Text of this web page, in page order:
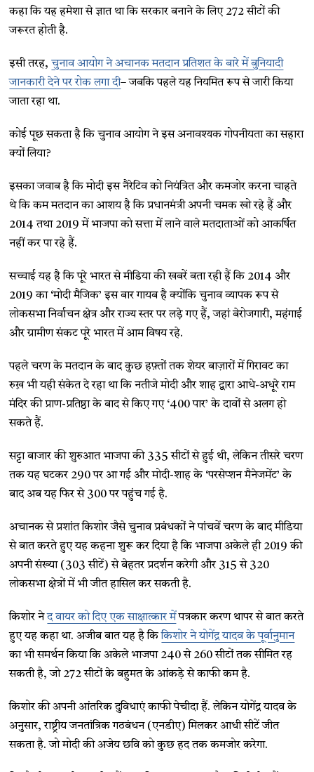
कहा कि यह हमेशा से ज्ञात था कि सरकार बनाने के लिए 272 सीटों की
जरूरत होती है.
इसी तरह,चुनाव आयोग ने अचानक मतदान प्रतिशत के बारे में बुनियादी
जानकारी देने पर रोक लगा दी– जबकि पहले यह नियमित रूप से जारी किया
जाता रहा था.
कोई पूछ सकता है कि चुनाव आयोग ने इस अनावश्यक गोपनीयता का सहारा
क्यों लिया?
इसका जवाब है कि मोदी इस नैरेटिव को नियंत्रित और कमजोर करना चाहते
थे कि कम मतदान का आशय है कि प्रधानमंत्री अपनी चमक खो रहे हैं और
2014 तथा 2019 में भाजपा को सत्ता में लाने वाले मतदाताओं को आकर्षित
नहीं कर पा रहे हैं.
सच्चाई यह है कि पूरे भारत से मीडिया की खबरें बता रही हैं कि 2014 और
2019 का ‘मोदी मैजिक’ इस बार गायब है क्योंकि चुनाव व्यापक रूप से
लोकसभा निर्वाचन क्षेत्र और राज्य स्तर पर लड़े गए हैं, जहां बेरोजगारी, महंगाई
और ग्रामीण संकट पूरे भारत में आम विषय रहे.
पहले चरण के मतदान के बाद कुछ हफ़्तों तक शेयर बाज़ारों में गिरावट का
रुख़ भी यही संकेत दे रहा था कि नतीजे मोदी और शाह द्वारा आधे-अधूरे राम
मंदिर की प्राण-प्रतिष्ठा के बाद से किए गए ‘400 पार’ के दावों से अलग हो
सकते हैं.
सट्टा बाजार की शुरुआत भाजपा की 335 सीटों से हुई थी, लेकिन तीसरे चरण
तक यह घटकर 290 पर आ गई और मोदी-शाह के ‘परसेप्शन मैनेजमेंट’ के
बाद अब यह फिर से 300 पर पहुंच गई है.
अचानक से प्रशांत किशोर जैसे चुनाव प्रबंधकों ने पांचवें चरण के बाद मीडिया
से बात करते हुए यह कहना शुरू कर दिया है कि भाजपा अकेले ही 2019 की
अपनी संख्या (303 सीटें) से बेहतर प्रदर्शन करेगी और 315 से 320
लोकसभा क्षेत्रों में भी जीत हासिल कर सकती है.
किशोर नेद वायर को दिए एक साक्षात्कार मेंपत्रकार करण थापर से बात करते
हुए यह कहा था. अजीब बात यह है किकिशोर ने योगेंद्र यादव के पूर्वानुमान
का भी समर्थन किया कि अकेले भाजपा 240 से 260 सीटों तक सीमित रह
सकती है, जो 272 सीटों के बहुमत के आंकड़े से काफी कम है.
किशोर की अपनी आंतरिक दुविधाएं काफी पेचीदा हैं. लेकिन योगेंद्र यादव के
अनुसार, राष्ट्रीय जनतांत्रिक गठबंधन (एनडीए) मिलकर आधी सीटें जीत
सकता है. जो मोदी की अजेय छवि को कुछ हद तक कमजोर करेगा.